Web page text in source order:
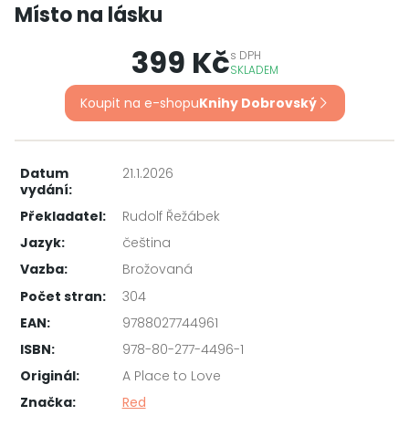
Místo na lásku
399 Kčs DPH
SKLADEM
Koupit na e-shopuKnihy Dobrovský
Datum
vydání:
21.1.2026
Překladatel:
Rudolf Řežábek
Jazyk:
čeština
Vazba:
Brožovaná
Počet stran:
304
EAN:
9788027744961
ISBN:
978-80-277-4496-1
Originál:
A Place to Love
Značka:
Red